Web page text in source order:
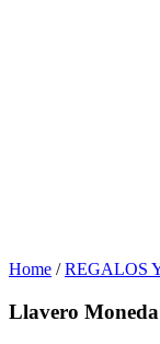
Home /REGALOS
Llavero